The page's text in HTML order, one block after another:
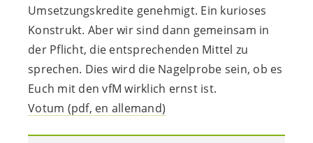
Umsetzungskredite genehmigt. Ein kurioses
Konstrukt. Aber wir sind dann gemeinsam in
der Pflicht, die entsprechenden Mittel zu
sprechen. Dies wird die Nagelprobe sein, ob es
Euch mit den vfM wirklich ernst ist.
Votum (pdf, en allemand)